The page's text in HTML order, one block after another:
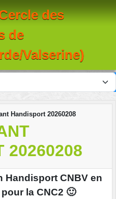
des
de
Valserine)
Handisport 20260208
20260208
Handisport CNBV en
la CNC2 🙂